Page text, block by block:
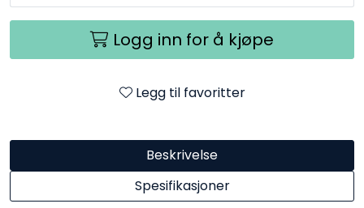
Logg inn for å kjøpe
Legg til favoritter
Beskrivelse
Spesifikasjoner